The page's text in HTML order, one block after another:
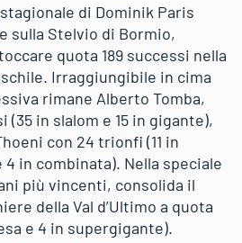
di Dominik Paris
sulla Stelvio di Bormio,
quota 189 successi nella
Irraggiungibile in cima
rimane Alberto Tomba,
(35 in slalom e 15 in gigante),
con 24 trionfi (11 in
in combinata). Nella speciale
più vincenti, consolida il
della Val d’Ultimo a quota
e 4 in supergigante).